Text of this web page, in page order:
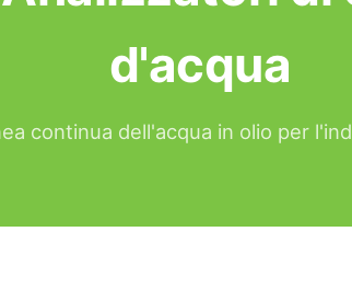
d'acqua
continua dell'acqua in olio per